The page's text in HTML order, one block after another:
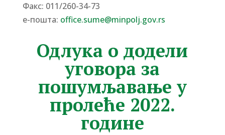
Факс: 011/260-34-73
е-пошта: office.sume@minpolj.gov.rs
Одлука о додели
уговора за
пошумљавање у
пролеће 2022.
године